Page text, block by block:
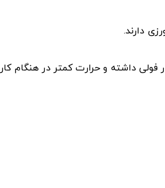
دارند.
داشته و حرارت کمتر در هنگام